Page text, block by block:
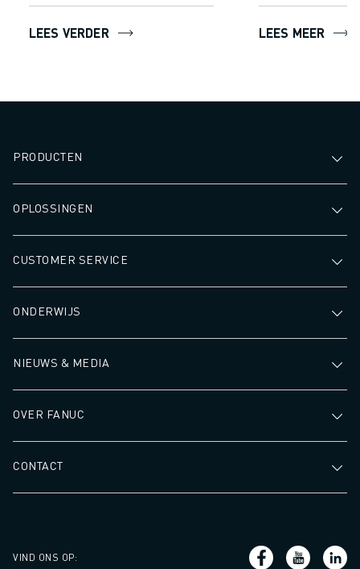
LEES VERDER LEES MEER
PRODUCTEN
OPLOSSINGEN
CUSTOMER SERVICE
ONDERWIJS
NIEUWS & MEDIA
OVER FANUC
CONTACT
VIND ONS OP: